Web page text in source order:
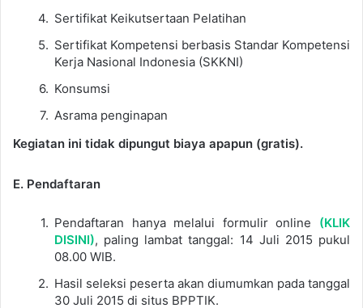
Sertifikat Keikutsertaan Pelatihan
Sertifikat Kompetensi berbasis Standar Kompetensi
Kerja Nasional Indonesia (SKKNI)
Konsumsi
Asrama penginapan
Kegiatan ini tidak dipungut biaya apapun (gratis).
E. Pendaftaran
Pendaftaran hanya melalui formulir online (KLIK
DISINI), paling lambat tanggal: 14 Juli 2015 pukul
08.00 WIB.
Hasil seleksi peserta akan diumumkan pada tanggal
30 Juli 2015 di situs BPPTIK.